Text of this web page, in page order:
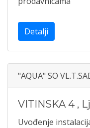
Detalji
"AQUA" SO
VITINSKA 4 ,
Uvođenje